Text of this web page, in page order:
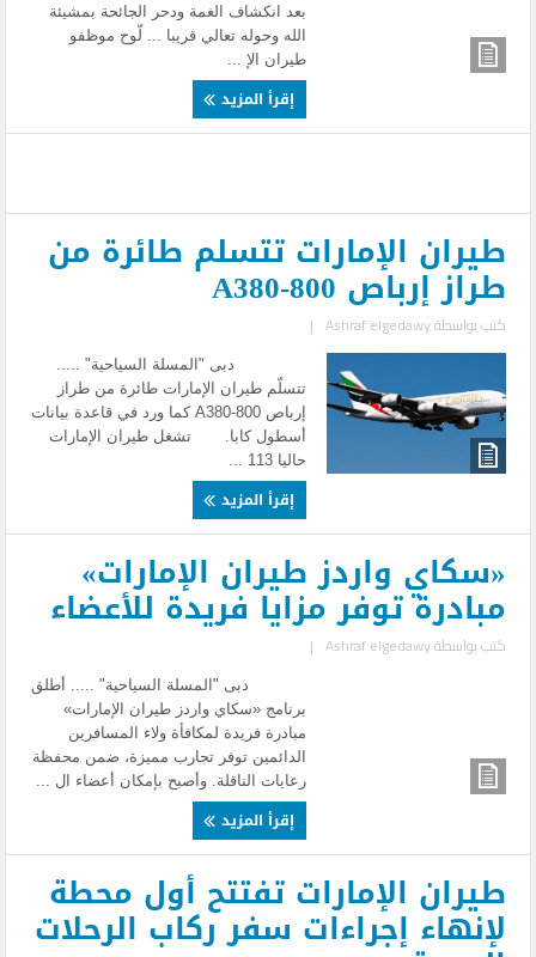
بعد انكشاف الغمة ودحر الجائحة بمشيئة
الله وحوله تعالي قريبا ... لّوح موظفو
طيران الإ ...
إقرأ المزيد
طيران الإمارات تتسلم طائرة من
طراز إرباص A380-800
كتب بواسطةAshraf elgedawy
|
دبى "المسلة السياحية" .....
تتسلّم طيران الإمارات طائرة من طراز
إرباص A380-800 كما ورد في قاعدة بيانات
أسطول كابا. تشغل طيران الإمارات
حاليا 113 ...
إقرأ المزيد
«سكاي واردز طيران الإمارات»
مبادرة توفر مزايا فريدة للأعضاء
كتب بواسطةAshraf elgedawy
|
دبى "المسلة السياحية" ..... أطلق
برنامج «سكاي واردز طيران الإمارات»
مبادرة فريدة لمكافأة ولاء المسافرين
الدائمين توفر تجارب مميزة، ضمن محفظة
رعايات الناقلة. وأصبح بإمكان أعضاء ال ...
إقرأ المزيد
طيران الإمارات تفتتح أول محطة
لإنهاء إجراءات سفر ركاب الرحلات